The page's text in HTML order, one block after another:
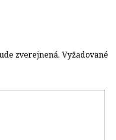
zverejnená. Vyžadované